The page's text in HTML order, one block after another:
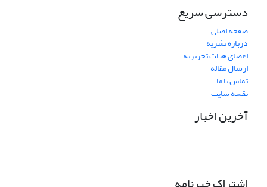
دسترسی سریع
صفحه اصلی
درباره نشریه
اعضای هیات تحریریه
ارسال مقاله
تماس با ما
نقشه سایت
آخرین اخبار